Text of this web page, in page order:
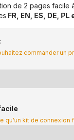
de 2 pages facile
FR, EN, ES, DE, PL
commander un
qu'un kit de connexion